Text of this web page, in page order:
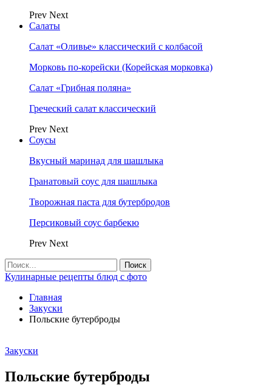
Prev Next
Салаты
Салат «Оливье» классический с колбасой
Морковь по-корейски (Корейская морковка)
Салат «Грибная поляна»
Греческий салат классический
Prev Next
Соусы
Вкусный маринад для шашлыка
Гранатовый соус для шашлыка
Творожная паста для бутербродов
Персиковый соус барбекю
Prev Next
Кулинарные рецепты блюд с фото
Главная
Закуски
Польские бутерброды
Закуски
Польские бутерброды